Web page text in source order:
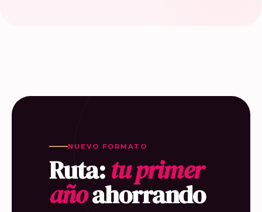
NUEVO FORMATO
Ruta:tu primer
añoahorrando